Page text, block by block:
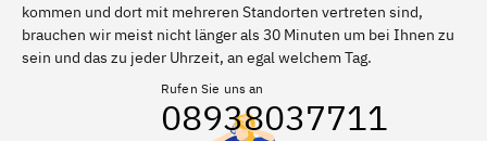
kommen und dort mit mehreren Standorten vertreten sind,
brauchen wir meist nicht länger als 30 Minuten um bei Ihnen zu
sein und das zu jeder Uhrzeit, an egal welchem Tag.
Rufen Sie uns an
08938037711